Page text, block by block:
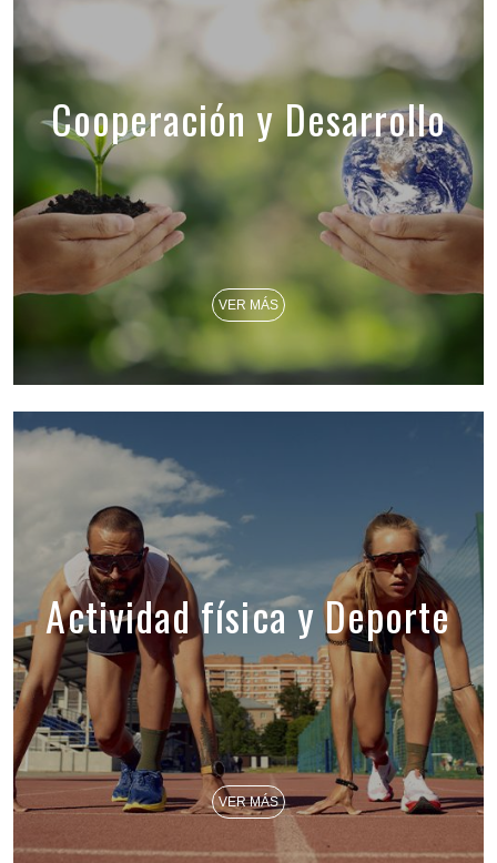
Cooperación y Desarrollo
VER MÁS
Actividad física y Deporte
VER MÁS